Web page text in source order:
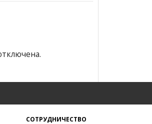
СОТРУДНИЧЕСТВО